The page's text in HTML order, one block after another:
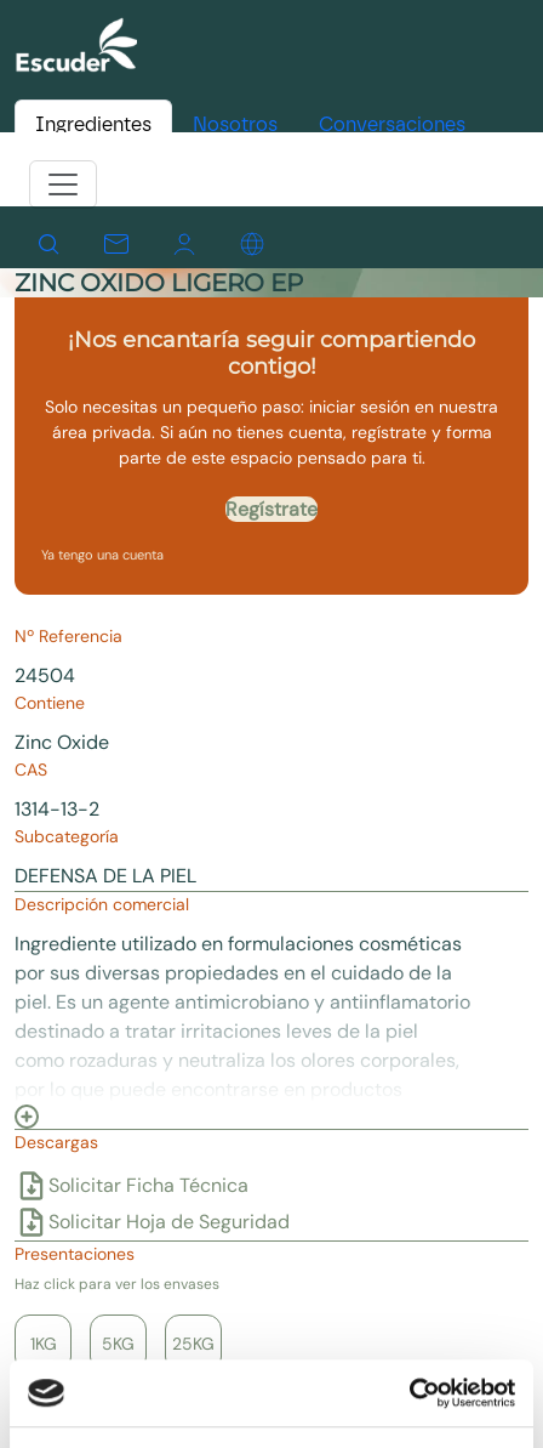
Ingredientes Nosotros Conversaciones
ZINC OXIDO LIGERO EP
¡Nos encantaría seguir compartiendo
contigo!
Solo necesitas un pequeño paso: iniciar sesión en nuestra
área privada. Si aún no tienes cuenta, regístrate y forma
parte de este espacio pensado para ti.
Regístrate
Ya tengo una cuenta
Nº Referencia
24504
Contiene
Zinc Oxide
CAS
1314-13-2
Subcategoría
DEFENSA DE LA PIEL
Descripción comercial
Ingrediente utilizado en formulaciones cosméticas
por sus diversas propiedades en el cuidado de la
piel. Es un agente antimicrobiano y antiinflamatorio
destinado a tratar irritaciones leves de la piel
como rozaduras y neutraliza los olores corporales,
por lo que puede encontrarse en productos
desodorantes. Tambien se puede encontrar en
formulaciones de maquillaje por su alta cobertura
y posibilidad de bloquear la radiación. Tiene buena
tolerancia para todo tipo de pieles
Descargas
Solicitar Ficha Técnica
Solicitar Hoja de Seguridad
Presentaciones
Haz click para ver los envases
1KG 5KG 25KG
Artículos relacionados